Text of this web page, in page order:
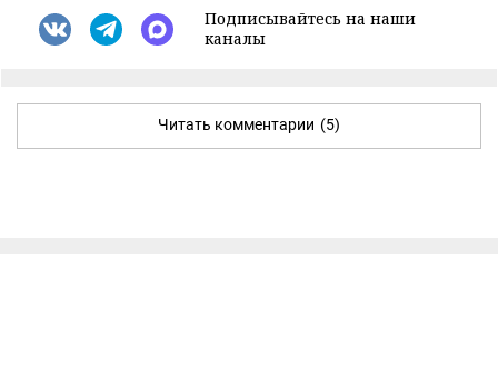
Подписывайтесь на наши
каналы
Читать комментарии (5)